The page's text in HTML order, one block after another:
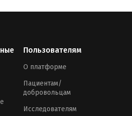
Пользователям
О платформе
Пациентам/
добровольцам
Исследователям